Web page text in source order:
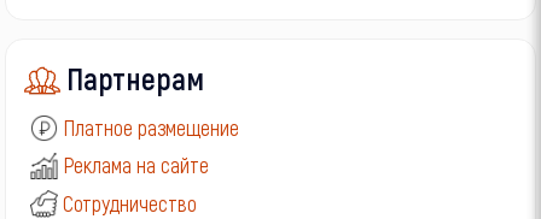
Партнерам
Платное размещение
Реклама на сайте
Сотрудничество